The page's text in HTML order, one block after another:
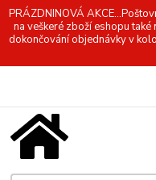
PRÁZDNINOVÁ
na veškeré zboží eshopu
dokončování objednávky v